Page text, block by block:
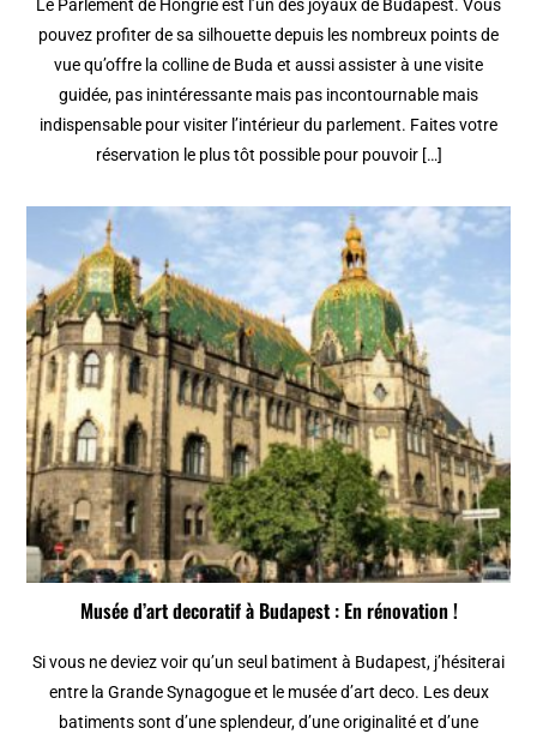
Le Parlement de Hongrie est l’un des joyaux de Budapest. Vous
pouvez profiter de sa silhouette depuis les nombreux points de
vue qu’offre la colline de Buda et aussi assister à une visite
guidée, pas inintéressante mais pas incontournable mais
indispensable pour visiter l’intérieur du parlement. Faites votre
réservation le plus tôt possible pour pouvoir […]
Musée d’art decoratif à Budapest : En rénovation !
Si vous ne deviez voir qu’un seul batiment à Budapest, j’hésiterai
entre la Grande Synagogue et le musée d’art deco. Les deux
batiments sont d’une splendeur, d’une originalité et d’une